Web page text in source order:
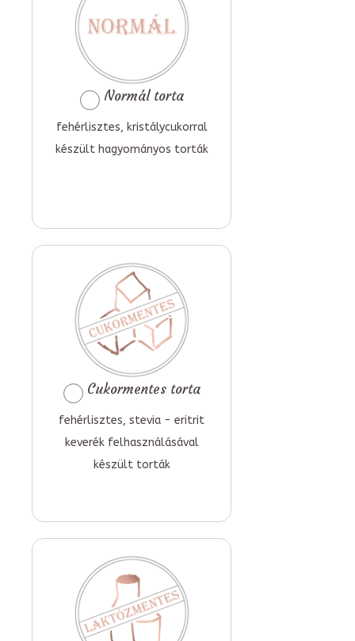
Normál torta
fehérlisztes, kristálycukorral
készült hagyományos torták
Cukormentes torta
fehérlisztes, stevia - eritrit
keverék felhasználásával
készült torták